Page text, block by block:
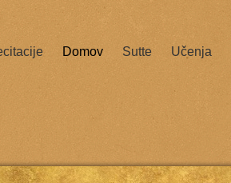
Domov Sutte Učenja